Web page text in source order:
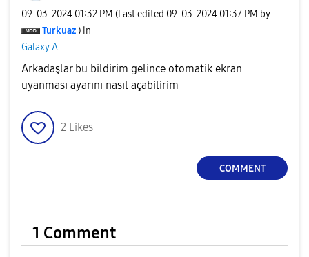
‎09-03-2024 01:32 PM (Last edited ‎09-03-2024 01:37 PM by
Turkuaz ) in
Galaxy A
Arkadaşlar bu bildirim gelince otomatik ekran
uyanması ayarını nasıl açabilirim
2 Likes
COMMENT
1 Comment